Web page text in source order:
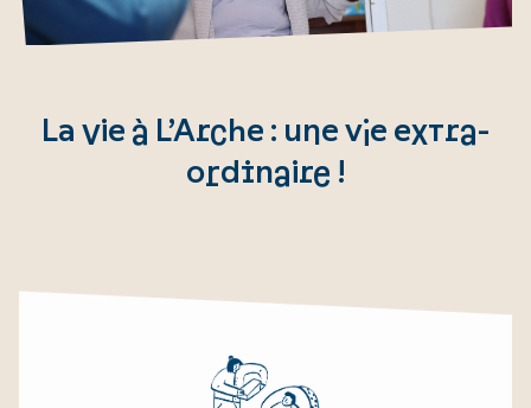
La vie à L’Arche : une vie extra-
ordinaire !